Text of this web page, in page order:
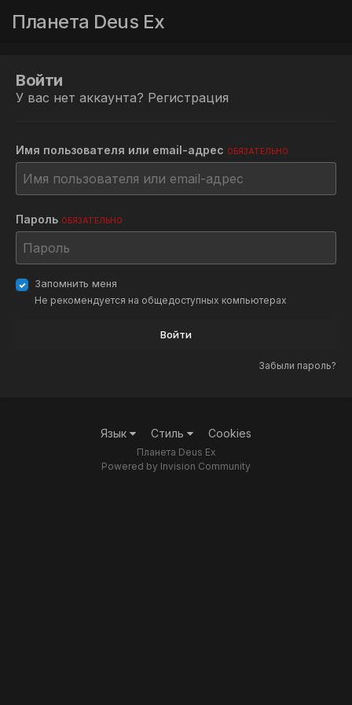
Планета Deus Ex
Войти
У вас нет аккаунта? Регистрация
Имя пользователя или email-адрес ОБЯЗАТЕЛЬНО
Пароль ОБЯЗАТЕЛЬНО
Запомнить меня
Не рекомендуется на общедоступных компьютерах
Войти
Забыли пароль?
Язык Стиль Cookies
Планета Deus Ex
Powered by Invision Community